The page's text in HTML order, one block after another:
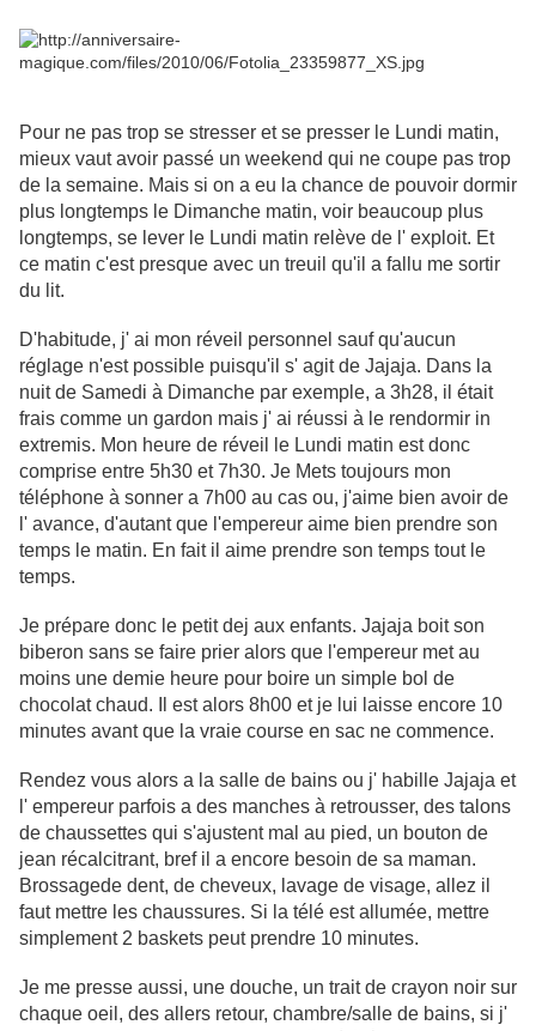
Pour ne pas trop se stresser et se presser le Lundi matin,
mieux vaut avoir passé un weekend qui ne coupe pas trop
de la semaine. Mais si on a eu la chance de pouvoir dormir
plus longtemps le Dimanche matin, voir beaucoup plus
longtemps, se lever le Lundi matin relève de l' exploit. Et
ce matin c'est presque avec un treuil qu'il a fallu me sortir
du lit.
D'habitude, j' ai mon réveil personnel sauf qu'aucun
réglage n'est possible puisqu'il s' agit de Jajaja. Dans la
nuit de Samedi à Dimanche par exemple, a 3h28, il était
frais comme un gardon mais j' ai réussi à le rendormir in
extremis. Mon heure de réveil le Lundi matin est donc
comprise entre 5h30 et 7h30. Je Mets toujours mon
téléphone à sonner a 7h00 au cas ou, j'aime bien avoir de
l' avance, d'autant que l'empereur aime bien prendre son
temps le matin. En fait il aime prendre son temps tout le
temps.
Je prépare donc le petit dej aux enfants. Jajaja boit son
biberon sans se faire prier alors que l'empereur met au
moins une demie heure pour boire un simple bol de
chocolat chaud. Il est alors 8h00 et je lui laisse encore 10
minutes avant que la vraie course en sac ne commence.
Rendez vous alors a la salle de bains ou j' habille Jajaja et
l' empereur parfois a des manches à retrousser, des talons
de chaussettes qui s'ajustent mal au pied, un bouton de
jean récalcitrant, bref il a encore besoin de sa maman.
Brossagede dent, de cheveux, lavage de visage, allez il
faut mettre les chaussures. Si la télé est allumée, mettre
simplement 2 baskets peut prendre 10 minutes.
Je me presse aussi, une douche, un trait de crayon noir sur
chaque oeil, des allers retour, chambre/salle de bains, si j'